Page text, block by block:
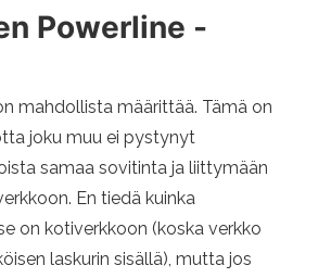
Powerline -
mahdollista määrittää. Tämä on
joku muu ei pystynyt
samaa sovitinta ja liittymään
En tiedä kuinka
on kotiverkkoon (koska verkko
laskurin sisällä), mutta jos